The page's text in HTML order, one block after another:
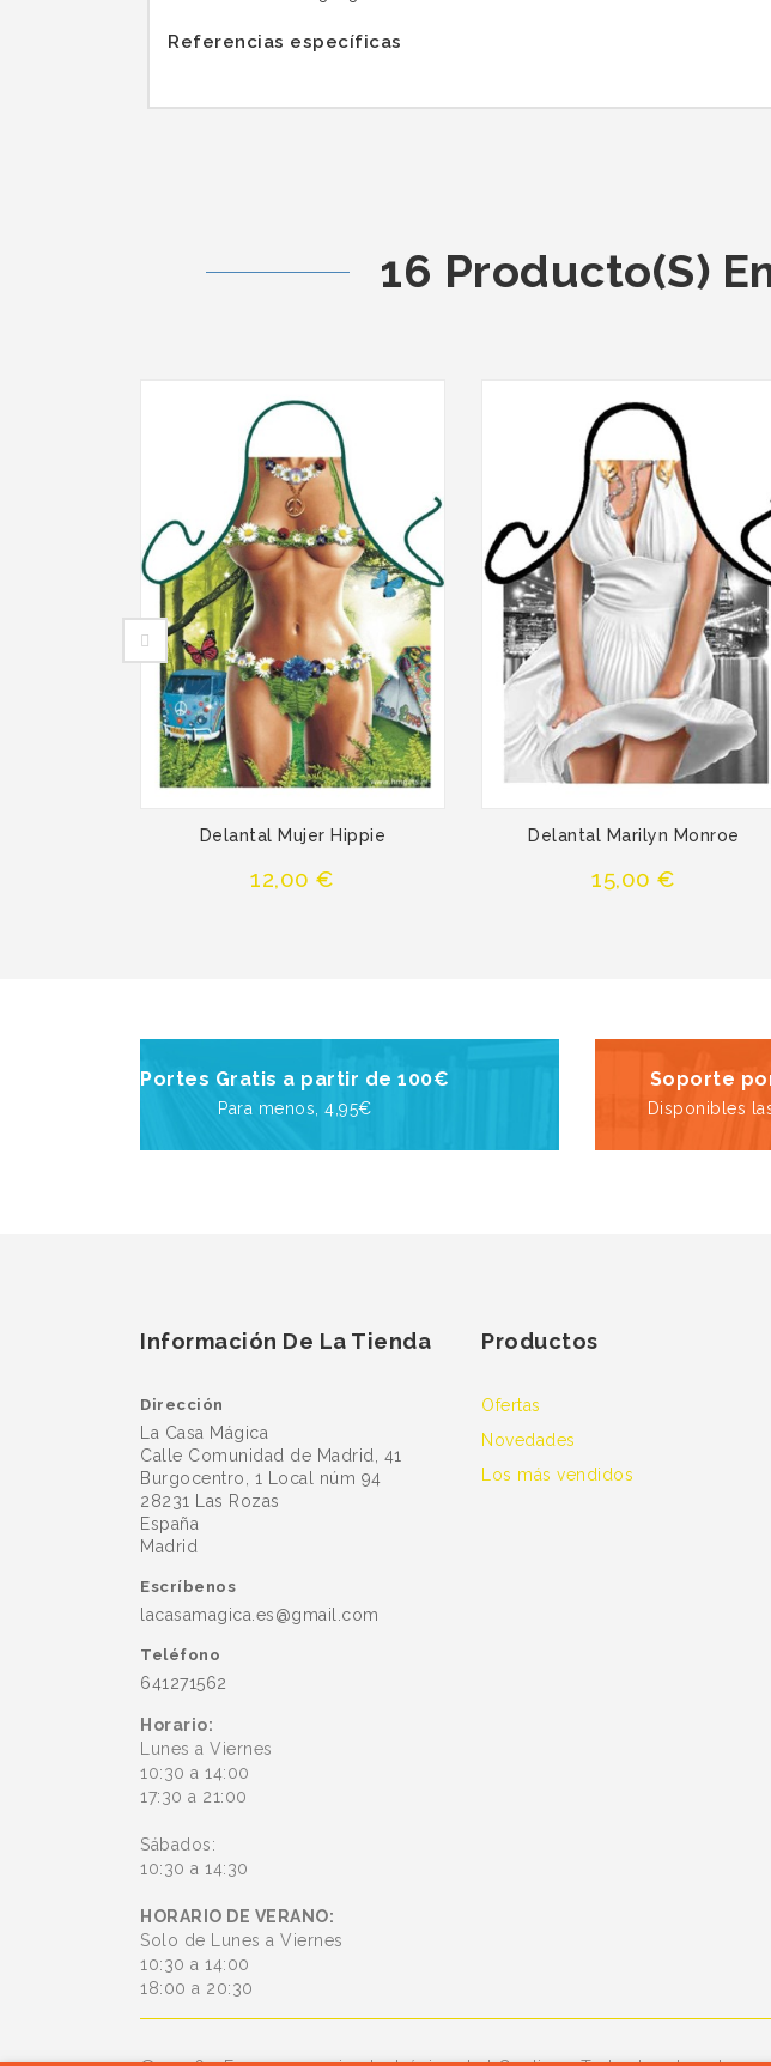
Referencias específicas
16 Producto(s)
Delantal Mujer Hippie
Precio
12,00 €
Delantal Marilyn Monroe
Precio
15,00 €
Portes Gratis a partir de 100€
Para menos, 4,95€
Soporte
Disponibles
Información De La Tienda
Dirección
La Casa Mágica
Calle Comunidad de Madrid, 41
Burgocentro, 1 Local núm 94
28231 Las Rozas
España
Madrid
Escríbenos
lacasamagica.es@gmail.com
Teléfono
641271562
Horario:
Lunes a Viernes
10:30 a 14:00
17:30 a 21:00
Sábados:
10:30 a 14:30
HORARIO DE VERANO:
Solo de Lunes a Viernes
10:30 a 14:00
18:00 a 20:30
Productos
Ofertas
Novedades
Los más vendidos